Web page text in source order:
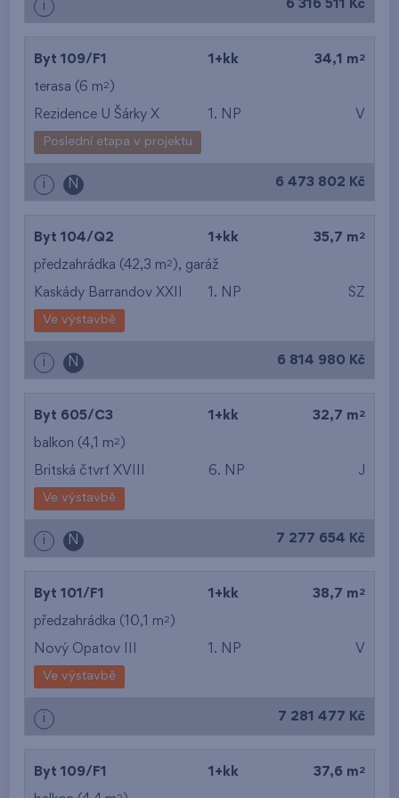
i 6 316 511 Kč
Byt 109/F1 1+kk 34,1 m 2
terasa (6 m2 )
Rezidence U Šárky X 1. NP V
Poslední etapa v projektu
i N 6 473 802 Kč
Byt 104/Q2 1+kk 35,7 m 2
předzahrádka (42,3 m2 ), garáž
Kaskády Barrandov XXII 1. NP SZ
Ve výstavbě
i N 6 814 980 Kč
Byt 605/C3 1+kk 32,7 m 2
balkon (4,1 m2 )
Britská čtvrť XVIII 6. NP J
Ve výstavbě
i N 7 277 654 Kč
Byt 101/F1 1+kk 38,7 m 2
předzahrádka (10,1 m2 )
Nový Opatov III 1. NP V
Ve výstavbě
i 7 281 477 Kč
Byt 109/F1 1+kk 37,6 m 2